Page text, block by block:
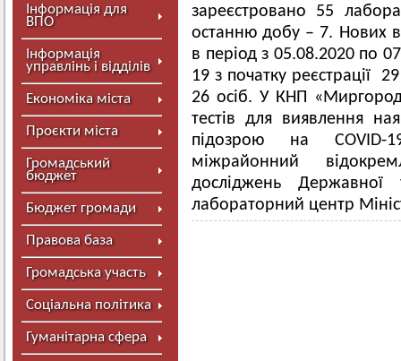
Інформація для
ВПО
Інформація
управлінь і відділів
Економіка міста
Проєкти міста
Громадський
бюджет
Бюджет громади
Правова база
Громадська участь
Соціальна політика
Гуманітарна сфера
зареєстровано 55
останню добу – 7. Нових
в період з 05.08.2020 по
19 з початку реєстрації
26 осіб. У КНП
тестів для виявлення
підозрою на
міжрайонний
досліджень Державної
лабораторний центр